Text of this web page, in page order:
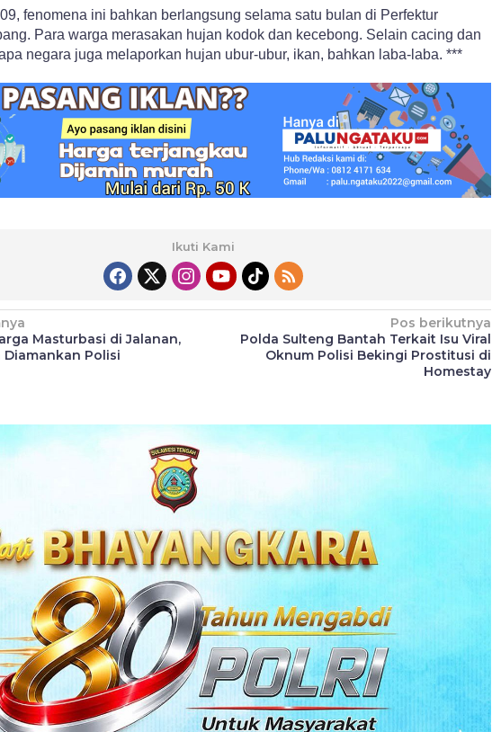
fenomena ini bahkan berlangsung selama satu bulan di Perfektur
Para warga merasakan hujan kodok dan kecebong. Selain cacing dan
negara juga melaporkan hujan ubur-ubur, ikan, bahkan laba-laba. ***
Ikuti Kami
Masturbasi di Jalanan,
Diamankan Polisi
Pos berikutnya
Polda Sulteng Bantah Terkait Isu Viral
Oknum Polisi Bekingi Prostitusi di
Homestay